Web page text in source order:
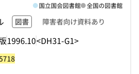
図書 障害者向け資料あり
1996.10<DH31-G1>
国立国会図書館 全国の図書館